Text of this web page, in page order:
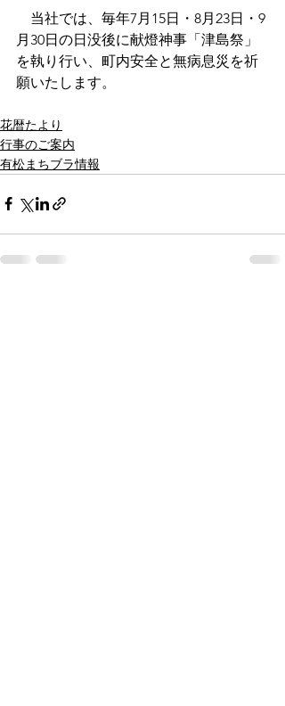
当社では、毎年7月15日・8月23日・9
月30日の日没後に献燈神事「津島祭」
を執り行い、町内安全と無病息災を祈
願いたします。
花暦たより
行事のご案内
有松まちブラ情報